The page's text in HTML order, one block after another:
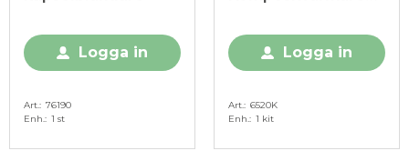
Logga in
Art.
76190
Enh.
1 st
Logga in
Art.
6520K
Enh.
1 kit